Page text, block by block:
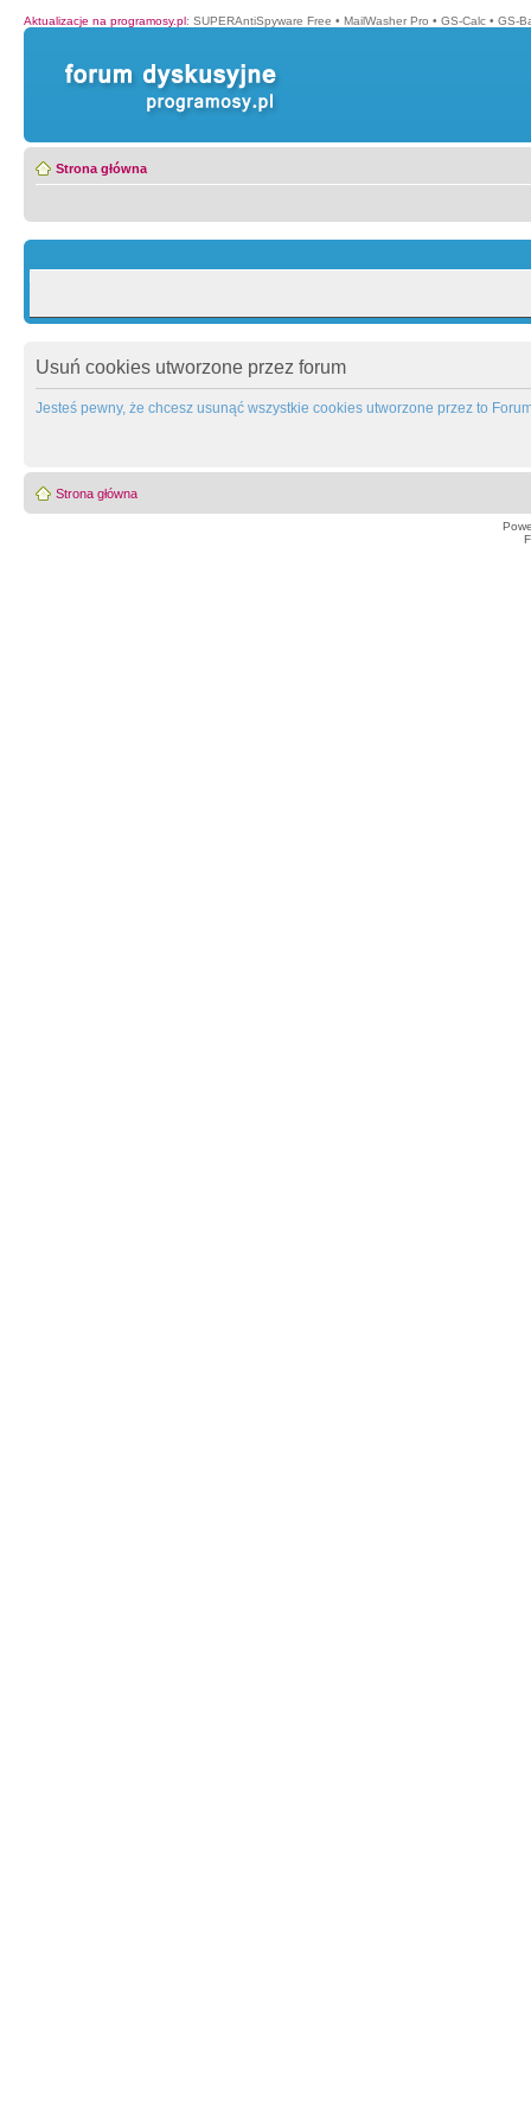
Aktualizacje na programosy.pl: SUPERAntiSpyware Free • MailWasher Pro • GS-Calc • GS-
Strona główna
Usuń cookies utworzone przez forum
Jesteś pewny, że chcesz usunąć wszystkie cookies utworzone przez to
Strona główna